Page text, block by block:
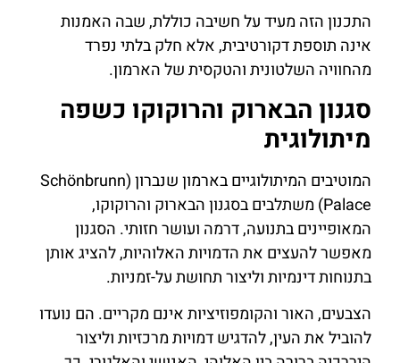
התכנון הזה מעיד על חשיבה כוללת, שבה האמנות
אינה תוספת דקורטיבית, אלא חלק בלתי נפרד
מהחוויה השלטונית והטקסית של הארמון.
סגנון הבארוק והרוקוקו כשפה
מיתולוגית
המוטיבים המיתולוגיים בארמון שנברון (Schönbrunn
Palace) משתלבים בסגנון הבארוק והרוקוקו,
המאופיינים בתנועה, דרמה ועושר חזותי. הסגנון
מאפשר להעצים את הדמויות האלוהיות, להציג אותן
בתנוחות דינמיות וליצור תחושת על-זמניות.
הצבעים, האור והקומפוזיציות אינם מקריים. הם נועדו
להוביל את העין, להדגיש דמויות מרכזיות וליצור